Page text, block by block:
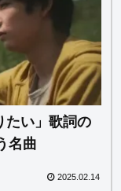
たい」歌詞の
名曲
2025.02.14